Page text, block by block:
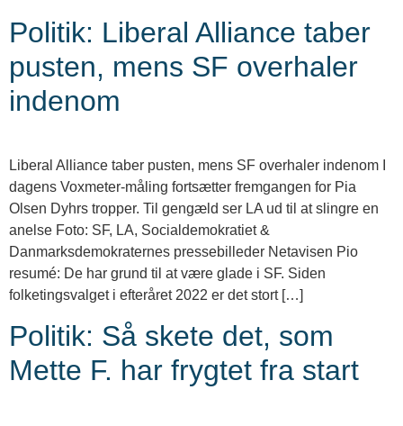
Politik: Liberal Alliance taber
pusten, mens SF overhaler
indenom
Liberal Alliance taber pusten, mens SF overhaler indenom I
dagens Voxmeter-måling fortsætter fremgangen for Pia
Olsen Dyhrs tropper. Til gengæld ser LA ud til at slingre en
anelse Foto: SF, LA, Socialdemokratiet &
Danmarksdemokraternes pressebilleder Netavisen Pio
resumé: De har grund til at være glade i SF. Siden
folketingsvalget i efteråret 2022 er det stort […]
Politik: Så skete det, som
Mette F. har frygtet fra start